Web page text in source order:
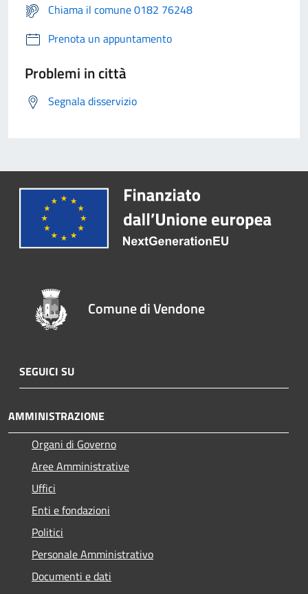
Chiama il comune 0182 76248
Prenota un appuntamento
Problemi in città
Segnala disservizio
Comune di Vendone
SEGUICI SU
AMMINISTRAZIONE
Organi di Governo
Aree Amministrative
Uffici
Enti e fondazioni
Politici
Personale Amministrativo
Documenti e dati